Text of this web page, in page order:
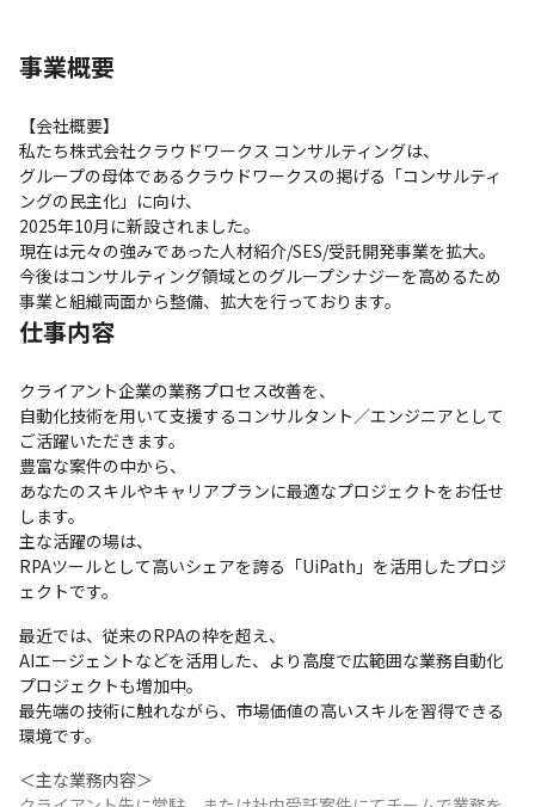
事業概要
【会社概要】
私たち株式会社クラウドワークス コンサルティングは、
グループの母体であるクラウドワークスの掲げる「コンサルティ
ングの民主化」に向け、
2025年10月に新設されました。
現在は元々の強みであった人材紹介/SES/受託開発事業を拡大。
今後はコンサルティング領域とのグループシナジーを高めるため
事業と組織両面から整備、拡大を行っております。
仕事内容
クライアント企業の業務プロセス改善を、
自動化技術を用いて支援するコンサルタント／エンジニアとして
ご活躍いただきます。
豊富な案件の中から、
あなたのスキルやキャリアプランに最適なプロジェクトをお任せ
します。
主な活躍の場は、
RPAツールとして高いシェアを誇る「UiPath」を活用したプロジ
ェクトです。
最近では、従来のRPAの枠を超え、
AIエージェントなどを活用した、より高度で広範囲な業務自動化
プロジェクトも増加中。
最先端の技術に触れながら、市場価値の高いスキルを習得できる
環境です。
＜主な業務内容＞